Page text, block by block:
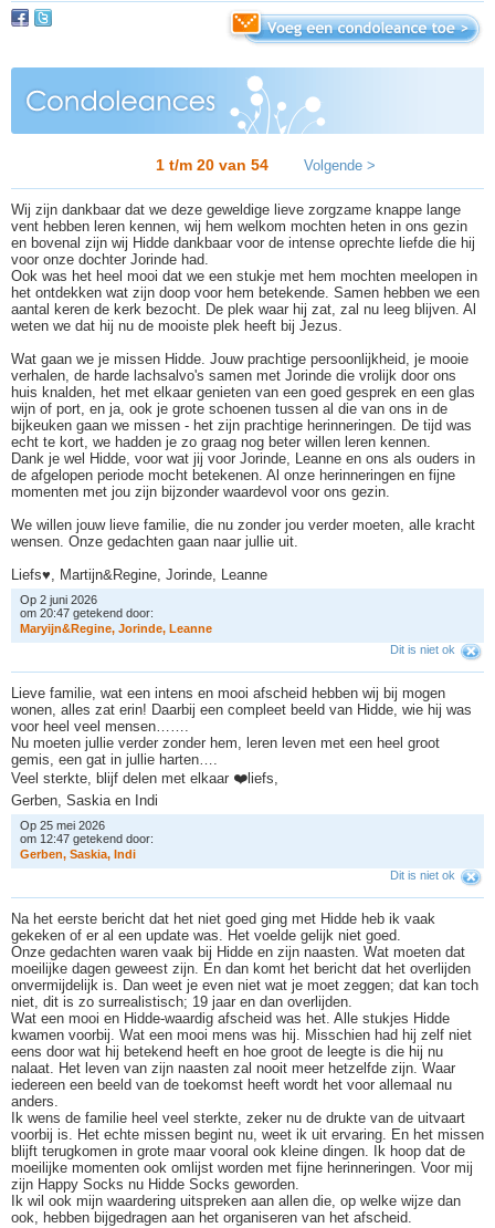
1 t/m 20 van 54 Volgende >
Wij zijn dankbaar dat we deze geweldige lieve zorgzame knappe lange
vent hebben leren kennen, wij hem welkom mochten heten in ons gezin
en bovenal zijn wij Hidde dankbaar voor de intense oprechte liefde die hij
voor onze dochter Jorinde had.
Ook was het heel mooi dat we een stukje met hem mochten meelopen in
het ontdekken wat zijn doop voor hem betekende. Samen hebben we een
aantal keren de kerk bezocht. De plek waar hij zat, zal nu leeg blijven. Al
weten we dat hij nu de mooiste plek heeft bij Jezus.
Wat gaan we je missen Hidde. Jouw prachtige persoonlijkheid, je mooie
verhalen, de harde lachsalvo's samen met Jorinde die vrolijk door ons
huis knalden, het met elkaar genieten van een goed gesprek en een glas
wijn of port, en ja, ook je grote schoenen tussen al die van ons in de
bijkeuken gaan we missen - het zijn prachtige herinneringen. De tijd was
echt te kort, we hadden je zo graag nog beter willen leren kennen.
Dank je wel Hidde, voor wat jij voor Jorinde, Leanne en ons als ouders in
de afgelopen periode mocht betekenen. Al onze herinneringen en fijne
momenten met jou zijn bijzonder waardevol voor ons gezin.
We willen jouw lieve familie, die nu zonder jou verder moeten, alle kracht
wensen. Onze gedachten gaan naar jullie uit.
Liefs♥️, Martijn&Regine, Jorinde, Leanne
Op 2 juni 2026
om 20:47 getekend door:
Maryijn&Regine, Jorinde, Leanne
Dit is niet ok
Lieve familie, wat een intens en mooi afscheid hebben wij bij mogen
wonen, alles zat erin! Daarbij een compleet beeld van Hidde, wie hij was
voor heel veel mensen…….
Nu moeten jullie verder zonder hem, leren leven met een heel groot
gemis, een gat in jullie harten….
Veel sterkte, blijf delen met elkaar ❤️liefs,
Gerben, Saskia en Indi
Op 25 mei 2026
om 12:47 getekend door:
Gerben, Saskia, Indi
Dit is niet ok
Na het eerste bericht dat het niet goed ging met Hidde heb ik vaak
gekeken of er al een update was. Het voelde gelijk niet goed.
Onze gedachten waren vaak bij Hidde en zijn naasten. Wat moeten dat
moeilijke dagen geweest zijn. En dan komt het bericht dat het overlijden
onvermijdelijk is. Dan weet je even niet wat je moet zeggen; dat kan toch
niet, dit is zo surrealistisch; 19 jaar en dan overlijden.
Wat een mooi en Hidde-waardig afscheid was het. Alle stukjes Hidde
kwamen voorbij. Wat een mooi mens was hij. Misschien had hij zelf niet
eens door wat hij betekend heeft en hoe groot de leegte is die hij nu
nalaat. Het leven van zijn naasten zal nooit meer hetzelfde zijn. Waar
iedereen een beeld van de toekomst heeft wordt het voor allemaal nu
anders.
Ik wens de familie heel veel sterkte, zeker nu de drukte van de uitvaart
voorbij is. Het echte missen begint nu, weet ik uit ervaring. En het missen
blijft terugkomen in grote maar vooral ook kleine dingen. Ik hoop dat de
moeilijke momenten ook omlijst worden met fijne herinneringen. Voor mij
zijn Happy Socks nu Hidde Socks geworden.
Ik wil ook mijn waardering uitspreken aan allen die, op welke wijze dan
ook, hebben bijgedragen aan het organiseren van het afscheid.